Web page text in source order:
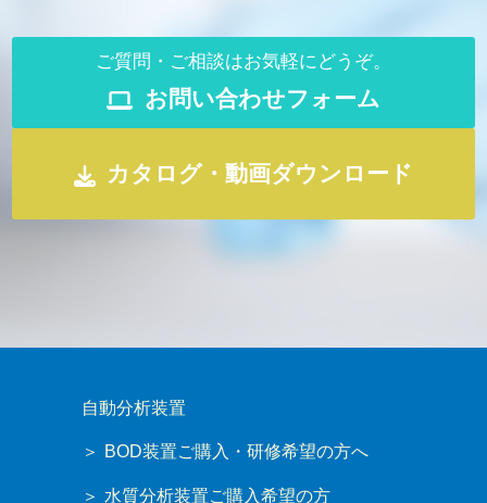
ご質問・ご相談はお気軽にどうぞ。
お問い合わせフォーム
カタログ・動画ダウンロード
自動分析装置
BOD装置ご購入・研修希望の方へ
水質分析装置ご購入希望の方